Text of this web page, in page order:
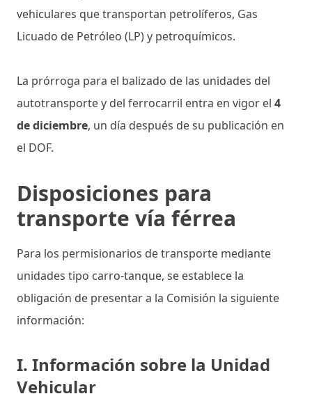
vehiculares que transportan petrolíferos, Gas
Licuado de Petróleo (LP) y petroquímicos.
La prórroga para el balizado de las unidades del
autotransporte y del ferrocarril entra en vigor el 4
de diciembre, un día después de su publicación en
el DOF.
Disposiciones para
transporte vía férrea
Para los permisionarios de transporte mediante
unidades tipo carro-tanque, se establece la
obligación de presentar a la Comisión la siguiente
información:
I. Información sobre la Unidad
Vehicular